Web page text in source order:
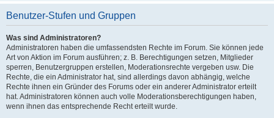
Benutzer-Stufen und Gruppen
Was sind Administratoren?
Administratoren haben die umfassendsten Rechte im Forum. Sie können jede
Art von Aktion im Forum ausführen; z. B. Berechtigungen setzen, Mitglieder
sperren, Benutzergruppen erstellen, Moderationsrechte vergeben usw. Die
Rechte, die ein Administrator hat, sind allerdings davon abhängig, welche
Rechte ihnen ein Gründer des Forums oder ein anderer Administrator erteilt
hat. Administratoren können auch volle Moderationsberechtigungen haben,
wenn ihnen das entsprechende Recht erteilt wurde.